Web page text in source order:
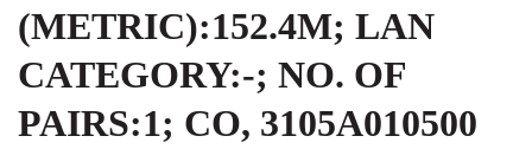
(METRIC):152.4M; LAN
CATEGORY:-; NO. OF
PAIRS:1; CO, 3105A010500